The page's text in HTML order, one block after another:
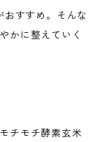
おすすめ。そんな
かに整えていく
チモチ酵素玄米